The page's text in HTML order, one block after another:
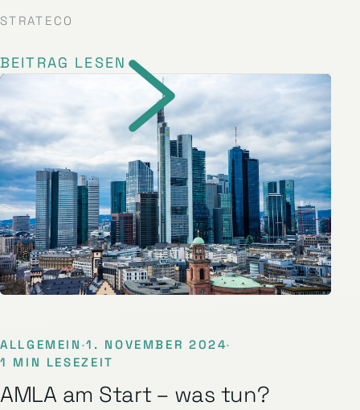
STRATECO
BEITRAG LESEN
ALLGEMEIN ·1. NOVEMBER 2024·
1 MIN LESEZEIT
AMLA am Start – was tun?